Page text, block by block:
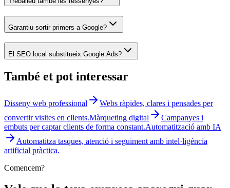
Garantiu sortir primers a Google?
El SEO local substitueix Google Ads?
També et pot interessar
Disseny web professional
Webs ràpides, clares i pensades per
convertir visites en clients.Màrqueting digital
Campanyes i
embuts per captar clients de forma constant.Automatització amb IA
Automatitza tasques, atenció i seguiment amb intel·ligència
artificial pràctica.
Comencem?